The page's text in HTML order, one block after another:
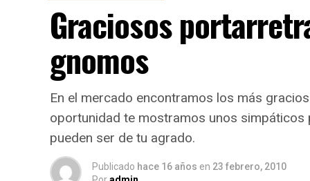
Graciosos
gnomos
En el mercado encontramos los más
oportunidad te mostramos unos
pueden ser de tu agrado.
Publicado hace 16 años en 23 febrero, 2010